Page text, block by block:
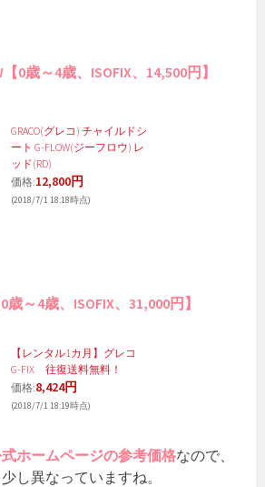
歳～4歳、ISOFIX、14,500円】
GRACO(グレコ) チャイルドシ
ート G-FLOW(ジーフロウ) レ
ッド(RD)
価格:12,800円
(2018/7/1 18:18時点)
～4歳、ISOFIX、31,000円】
【レンタル1カ月】グレコ
G-FIX 往復送料無料！
価格:8,424円
(2018/7/1 18:19時点)
ホームページの参考価格なので、
し異なっていますね。